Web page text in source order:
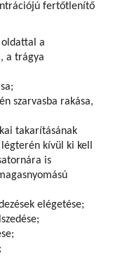
fertőtlenítő
a
a trágya
szarvasba rakása,
takarításának
kívül ki kell
is
elégetése;